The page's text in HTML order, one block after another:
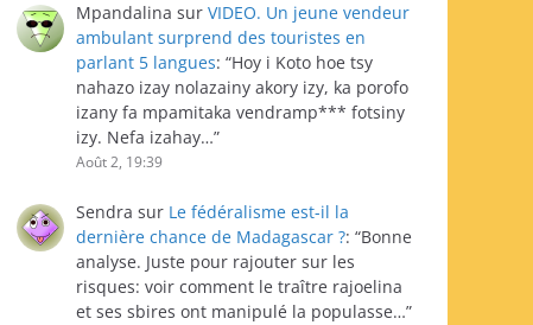
Mpandalina sur VIDEO. Un jeune vendeur
ambulant surprend des touristes en
parlant 5 langues: “Hoy i Koto hoe tsy
nahazo izay nolazainy akory izy, ka porofo
izany fa mpamitaka vendramp*** fotsiny
izy. Nefa izahay…”
Août 2, 19:39
Sendra sur Le fédéralisme est-il la
dernière chance de Madagascar ?: “Bonne
analyse. Juste pour rajouter sur les
risques: voir comment le traître rajoelina
et ses sbires ont manipulé la populasse…”